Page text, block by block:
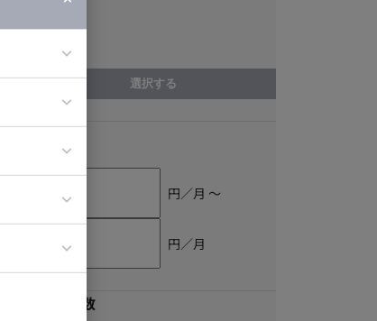
選択する
単価
円／月 〜
円／月
最低稼働日数